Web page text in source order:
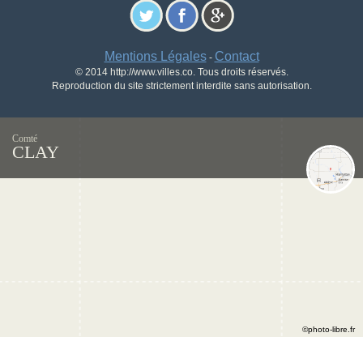
Mentions Légales- Contact
© 2014 http://www.villes.co. Tous droits réservés.
Reproduction du site strictement interdite sans autorisation.
Comté
CLAY
©photo-libre.fr